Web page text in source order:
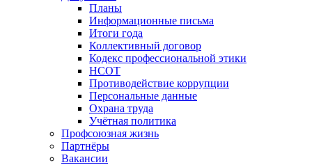
Планы
Информационные письма
Итоги года
Коллективный договор
Кодекс профессиональной этики
НСОТ
Противодействие коррупции
Персональные данные
Охрана труда
Учётная политика
Профсоюзная жизнь
Партнёры
Вакансии